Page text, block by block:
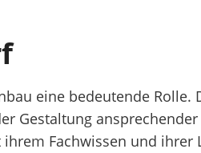
eine bedeutende Rolle.
Gestaltung
Fachwissen und ihrer